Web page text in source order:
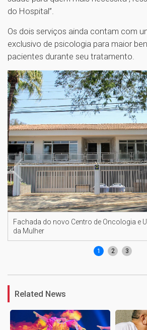
do Hospital”.
Os dois serviços ainda contam com
exclusivo de psicologia para maior
pacientes durante seu tratamento.
Fachada do novo Centro de Oncologia e
da Mulher
1 2 3
Related News